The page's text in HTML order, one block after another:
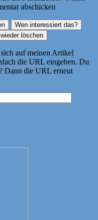
abschicken
auf meinen Artikel
die URL eingeben. Du
Dann die URL erneut